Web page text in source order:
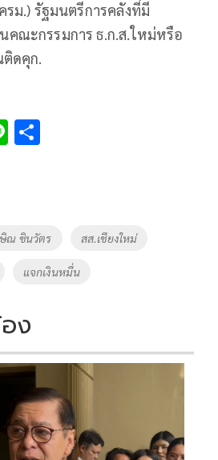
ม.) รัฐมนตรีการคลังที่มี
คณะกรรมการ ธ.ก.ส.ใหม่หรือ
ติดคุก.
Li
ณ ชินวัตร สส.เชียงใหม่
แจกเงินหมื่น
ง